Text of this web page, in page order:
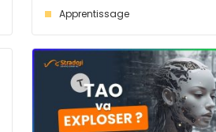
Apprentissage